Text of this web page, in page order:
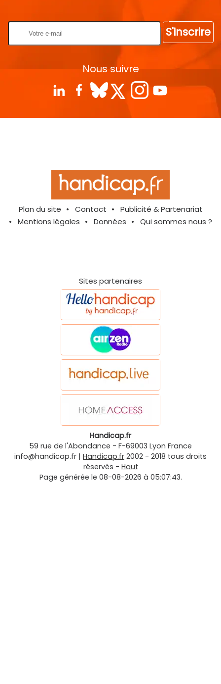
S'inscrire
Nous suivre
Plan du site Contact
Publicité & Partenariat
Mentions légales
Données Qui sommes nous ?
Sites partenaires
Handicap.fr
59 rue de l'Abondance - F-69003 Lyon France
info@handicap.fr | Handicap.fr 2002 - 2018 tous droits
réservés - Haut
Page générée le 08-08-2026 à 05:07:43.